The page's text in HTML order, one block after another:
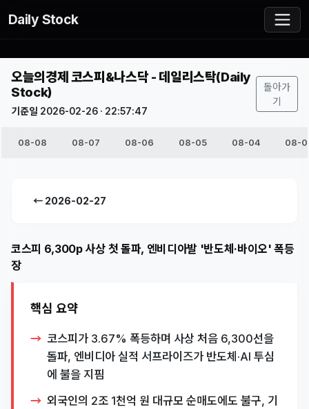
Daily Stock
오늘의경제 코스피&나스닥 - 데일리스탁(Daily
Stock)
기준일 2026-02-26 · 22:57:47
돌아가
기
08-08 08-07 08-06 08-05 08-04 08-
← 2026-02-27
코스피 6,300p 사상 첫 돌파, 엔비디아발 '반도체·바이오' 폭등
장
핵심 요약
코스피가 3.67% 폭등하며 사상 처음 6,300선을
돌파, 엔비디아 실적 서프라이즈가 반도체·AI 투심
에 불을 지핌
외국인의 2조 1천억 원 대규모 순매도에도 불구, 기